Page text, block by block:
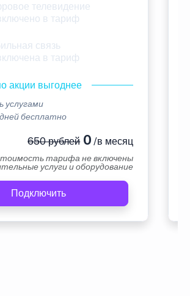
телевидение
в тариф
связь
в тариф
акции выгоднее
услугами
бесплатно
650 рублей0 /в месяц
тарифа не включены
услуги и оборудование
Подключить